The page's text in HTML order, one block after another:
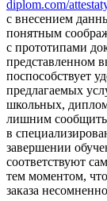
diplom.com/
с внесением
понятным
с прототипами
представленном
поспособствует
предлагаемых
школьных,
лишним сообщить
в
завершении
соответствуют
тем моментом, что
заказа